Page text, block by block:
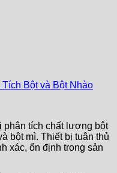
Bột và Bột Nhào
phân tích chất lượng bột
bột mì. Thiết bị tuân thủ
xác, ổn định trong sản